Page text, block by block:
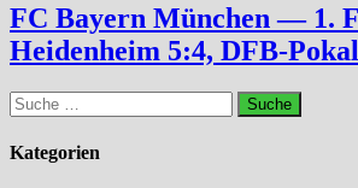
FC Bayern München — 1.
Heidenheim 5:4, DFB-
Suche
nach:
Kategorien